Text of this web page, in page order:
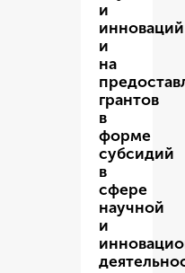
и
инноваций
и
на
грантов
в
форме
субсидий
в
сфере
научной
и